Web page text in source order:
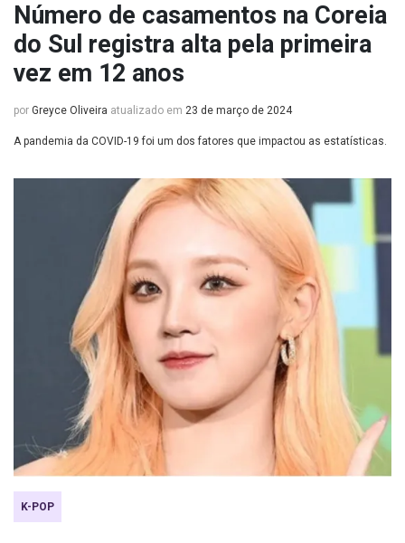
Número de casamentos na Coreia
do Sul registra alta pela primeira
vez em 12 anos
por Greyce Oliveira atualizado em 23 de março de 2024
A pandemia da COVID-19 foi um dos fatores que impactou as estatísticas.
K-POP